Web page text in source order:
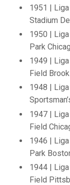
1951 |
Stadium
1950 |
Park
1949 |
Field
1948 | Liga
1947 |
Field
1946 |
Park
1944 |
Field